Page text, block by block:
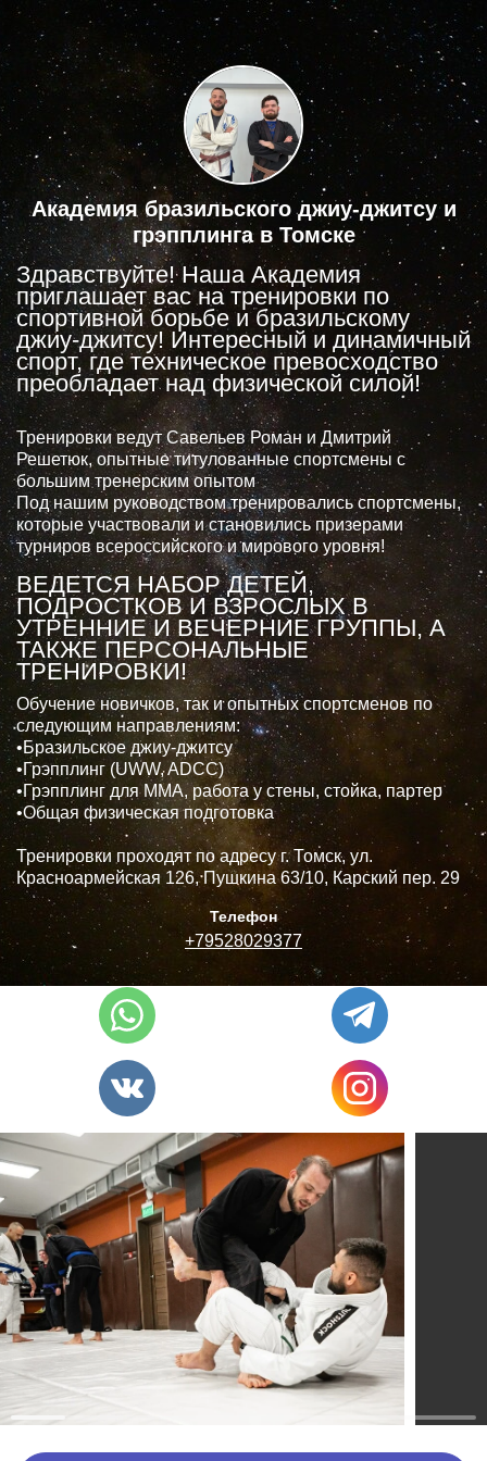
Академия бразильского джиу-джитсу и
грэпплинга в Томске
Здравствуйте! Наша Академия
приглашает вас на тренировки по
спортивной борьбе и бразильскому
джиу-джитсу! Интересный и динамичный
спорт, где техническое превосходство
преобладает над физической силой!
Тренировки ведут Савельев Роман и Дмитрий
Решетюк, опытные титулованные спортсмены с
большим тренерским опытом
Под нашим руководством тренировались спортсмены,
которые участвовали и становились призерами
турниров всероссийского и мирового уровня!
ВЕДЕТСЯ НАБОР ДЕТЕЙ,
ПОДРОСТКОВ И ВЗРОСЛЫХ В
УТРЕННИЕ И ВЕЧЕРНИЕ ГРУППЫ, А
ТАКЖЕ ПЕРСОНАЛЬНЫЕ
ТРЕНИРОВКИ!
Обучение новичков, так и опытных спортсменов по
следующим направлениям:
•Бразильское джиу-джитсу
•Грэпплинг (UWW, ADCC)
•Грэпплинг для ММА, работа у стены, стойка, партер
•Общая физическая подготовка
Тренировки проходят по адресу г. Томск, ул.
Красноармейская 126, Пушкина 63/10, Карский пер. 29
Телефон
+79528029377